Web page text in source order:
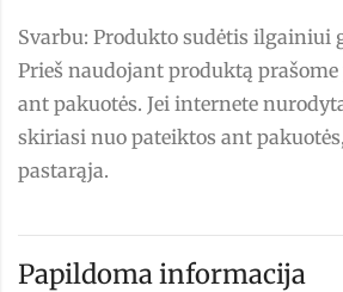
Svarbu: Produkto sudėtis ilgainiui
Prieš naudojant produktą
ant pakuotės. Jei internete
skiriasi nuo pateiktos ant
pastarąja.
Papildoma informacija